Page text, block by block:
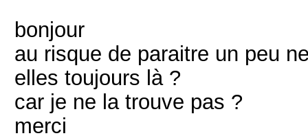
bonjour
au risque de paraitre un peu
elles toujours là ?
car je ne la trouve pas ?
merci